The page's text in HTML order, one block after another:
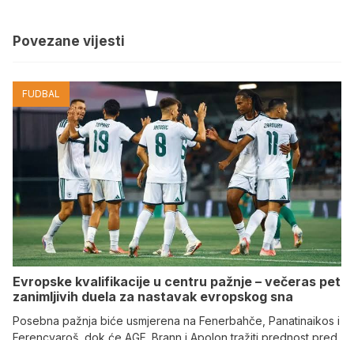
Povezane vijesti
FUDBAL
Evropske kvalifikacije u centru pažnje – večeras pet
zanimljivih duela za nastavak evropskog sna
Posebna pažnja biće usmjerena na Fenerbahče, Panatinaikos i
Ferencvaroš, dok će AGF, Brann i Apolon tražiti prednost pred